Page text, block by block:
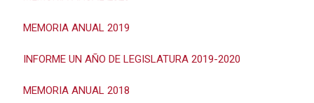
MEMORIA ANUAL 2019
INFORME UN AÑO DE LEGISLATURA 2019-2020
MEMORIA ANUAL 2018